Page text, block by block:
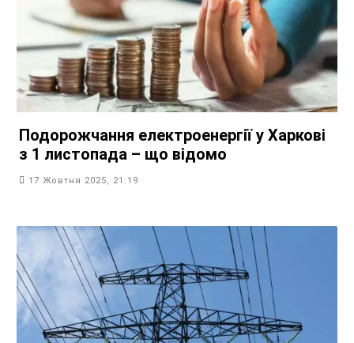
Подорожчання електроенергії у Харкові
з 1 листопада – що відомо
17 Жовтня 2025, 21:19